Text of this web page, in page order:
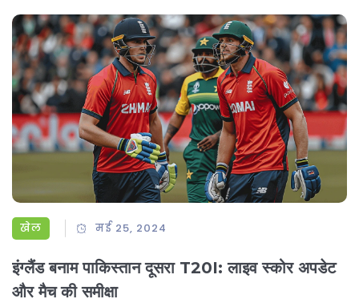
खेल मई 25, 2024
इंग्लैंड बनाम पाकिस्तान दूसरा T20I: लाइव स्कोर अपडेट
और मैच की समीक्षा